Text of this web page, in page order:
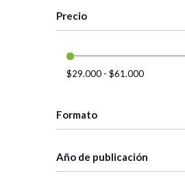
Precio
$29.000 - $61.000
Formato
Año de publicación